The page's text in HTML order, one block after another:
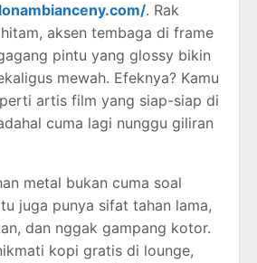
. Rak
aksen tembaga di frame
pintu yang glossy bikin
mewah. Efeknya? Kamu
artis film yang siap-siap di
cuma lagi nunggu giliran
metal bukan cuma soal
juga punya sifat tahan lama,
dan nggak gampang kotor.
kopi gratis di lounge,